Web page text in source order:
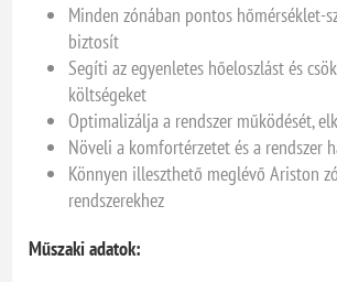
Minden zónában pontos hőmérséklet-
biztosít
Segíti az egyenletes hőeloszlást és
költségeket
Optimalizálja a rendszer működését,
Növeli a komfortérzetet és a rendszer
Könnyen illeszthető meglévő Ariston
rendszerekhez
Műszaki adatok: